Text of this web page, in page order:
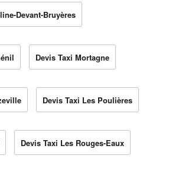
Devant-Bruyères
Devis Taxi Mortagne
Devis Taxi Les Poulières
Devis Taxi Les Rouges-Eaux